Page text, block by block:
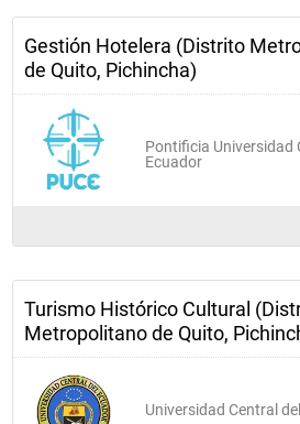
Gestión Hotelera (Distrito
de Quito, Pichincha)
Pontificia Universidad
Ecuador
Turismo Histórico Cultural
Metropolitano de Quito,
Universidad Central